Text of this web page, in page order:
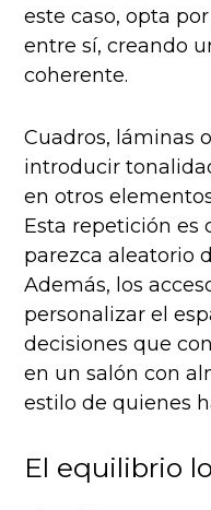
este caso, opta
entre sí, creando
coherente.
Cuadros, láminas
introducir
en otros
Esta repetición es
parezca aleatorio
Además, los
personalizar el
decisiones que
en un salón con
estilo de quienes
El equilibrio